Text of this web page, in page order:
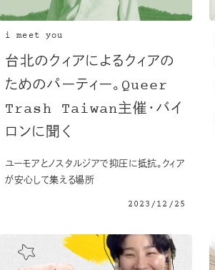
i meet you
台北のクィアによるクィアの
ためのパーティー。Queer
Trash Taiwan主催・バイ
ロンに聞く
ユーモアとノスタルジアで抑圧に抵抗。クィア
が安心して集える場所
2023/12/25